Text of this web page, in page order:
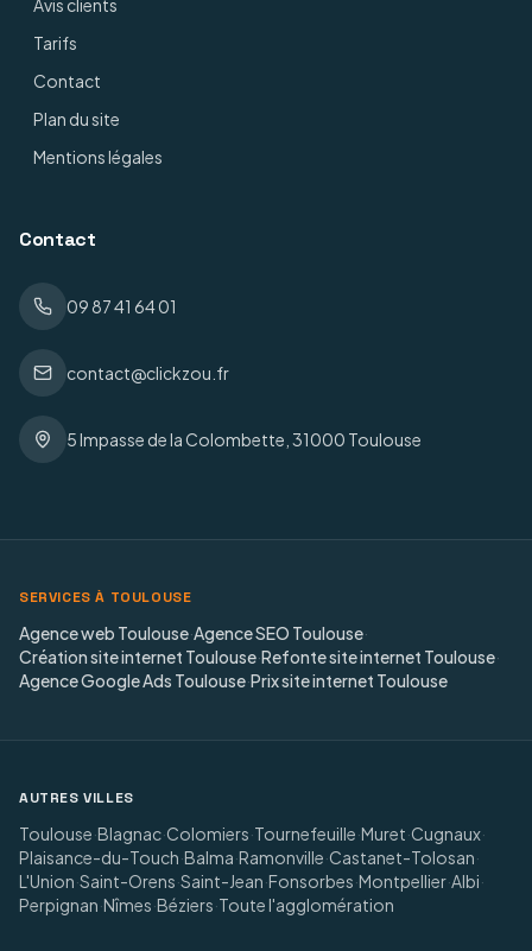
Avis clients
Tarifs
Contact
Plan du site
Mentions légales
Contact
09 87 41 64 01
contact@clickzou.fr
5 Impasse de la Colombette, 31000 Toulouse
SERVICES À TOULOUSE
Agence web Toulouse·Agence SEO Toulouse·
Création site internet Toulouse·Refonte site internet Toulouse·
Agence Google Ads Toulouse·Prix site internet Toulouse
AUTRES VILLES
Toulouse·Blagnac·Colomiers·Tournefeuille·Muret·Cugnaux·
Plaisance-du-Touch·Balma·Ramonville·Castanet-Tolosan·
L'Union·Saint-Orens·Saint-Jean·Fonsorbes·Montpellier·Albi·
Perpignan·Nîmes·Béziers·Toute l'agglomération